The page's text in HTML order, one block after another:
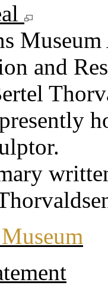
and